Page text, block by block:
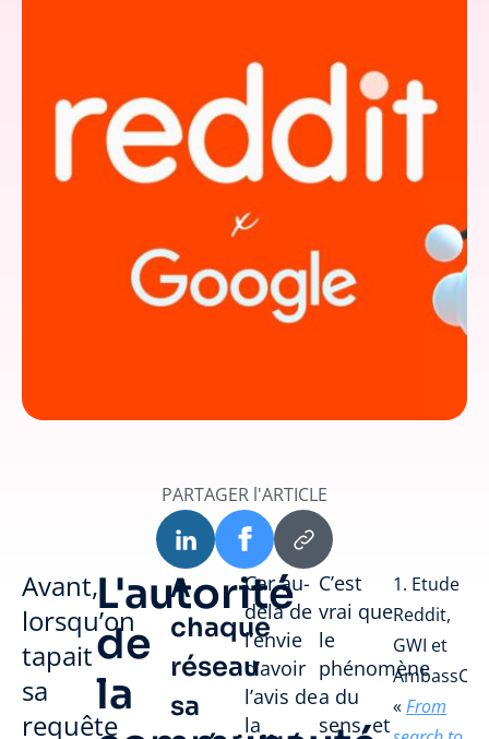
PARTAGER l'ARTICLE
Avant,
lorsqu’on
tapait
sa
requête
L'autorité
de
la
A
chaque
réseau
sa
Car au-
delà de
l’envie
d’avoir
l’avis de
la
C’est
vrai que
le
phénomène
a du
sens, et
1. Etude
Reddit,
GWI et
AmbassCo,
«From